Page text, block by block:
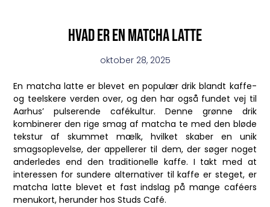
Hvad er en matcha latte
oktober 28, 2025
En matcha latte er blevet en populær drik blandt kaffe-
og teelskere verden over, og den har også fundet vej til
Aarhus’ pulserende cafékultur. Denne grønne drik
kombinerer den rige smag af matcha te med den bløde
tekstur af skummet mælk, hvilket skaber en unik
smagsoplevelse, der appellerer til dem, der søger noget
anderledes end den traditionelle kaffe. I takt med at
interessen for sundere alternativer til kaffe er steget, er
matcha latte blevet et fast indslag på mange caféers
menukort, herunder hos Studs Café.